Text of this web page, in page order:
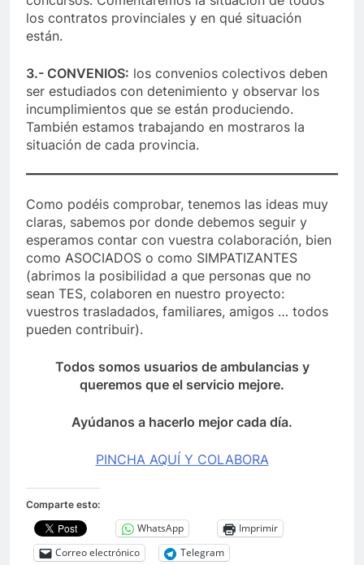
los contratos provinciales y en qué situación
están.
3.- CONVENIOS: los convenios colectivos deben
ser estudiados con detenimiento y observar los
incumplimientos que se están produciendo.
También estamos trabajando en mostraros la
situación de cada provincia.
Como podéis comprobar, tenemos las ideas muy
claras, sabemos por donde debemos seguir y
esperamos contar con vuestra colaboración, bien
como ASOCIADOS o como SIMPATIZANTES
(abrimos la posibilidad a que personas que no
sean TES, colaboren en nuestro proyecto:
vuestros trasladados, familiares, amigos … todos
pueden contribuir).
Todos somos usuarios de ambulancias y
queremos que el servicio mejore.
Ayúdanos a hacerlo mejor cada día.
PINCHA AQUÍ Y COLABORA
Comparte esto:
WhatsApp
Imprimir
Correo electrónico
Telegram